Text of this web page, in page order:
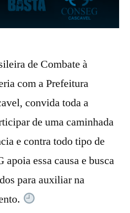
de Combate à
com a Prefeitura
convida toda a
de uma caminhada
e contra todo tipo de
essa causa e busca
para auxiliar na